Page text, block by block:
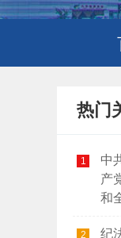
热门
1
中
产
和
2
纪